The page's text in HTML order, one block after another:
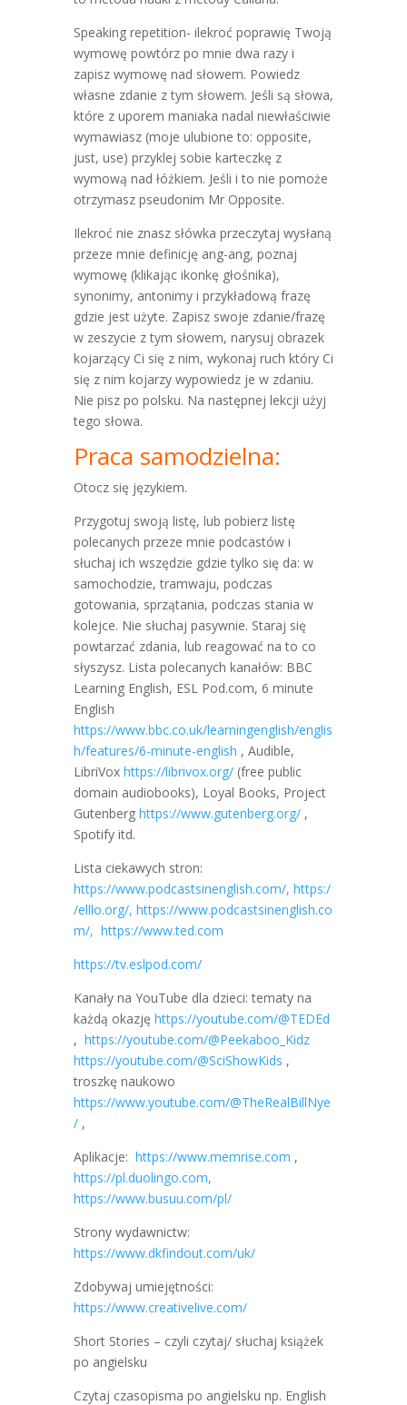
Speaking repetition- ilekroć poprawię Twoją
wymowę powtórz po mnie dwa razy i
zapisz wymowę nad słowem. Powiedz
własne zdanie z tym słowem. Jeśli są słowa,
które z uporem maniaka nadal niewłaściwie
wymawiasz (moje ulubione to: opposite,
just, use) przyklej sobie karteczkę z
wymową nad łóżkiem. Jeśli i to nie pomoże
otrzymasz pseudonim Mr Opposite.
Ilekroć nie znasz słówka przeczytaj wysłaną
przeze mnie definicję ang-ang, poznaj
wymowę (klikając ikonkę głośnika),
synonimy, antonimy i przykładową frazę
gdzie jest użyte. Zapisz swoje zdanie/frazę
w zeszycie z tym słowem, narysuj obrazek
kojarzący Ci się z nim, wykonaj ruch który Ci
się z nim kojarzy wypowiedz je w zdaniu.
Nie pisz po polsku. Na następnej lekcji użyj
tego słowa.
Praca samodzielna:
Otocz się językiem.
Przygotuj swoją listę, lub pobierz listę
polecanych przeze mnie podcastów i
słuchaj ich wszędzie gdzie tylko się da: w
samochodzie, tramwaju, podczas
gotowania, sprzątania, podczas stania w
kolejce. Nie słuchaj pasywnie. Staraj się
powtarzać zdania, lub reagować na to co
słyszysz. Lista polecanych kanałów: BBC
Learning English, ESL Pod.com, 6 minute
English
https://www.bbc.co.uk/learningenglish/englis
h/features/6-minute-english , Audible,
LibriVox https://librivox.org/(free public
domain audiobooks), Loyal Books, Project
Gutenberg https://www.gutenberg.org/,
Spotify itd.
Lista ciekawych stron:
https://www.podcastsinenglish.com/, https:/
/elllo.org/, https://www.podcastsinenglish.co
m/, https://www.ted.com
https://tv.eslpod.com/
Kanały na YouTube dla dzieci: tematy na
każdą okazję https://youtube.com/@TEDEd
, https://youtube.com/@Peekaboo_Kidz
https://youtube.com/@SciShowKids ,
troszkę naukowo
https://www.youtube.com/@TheRealBillNye
/,
Aplikacje: https://www.memrise.com ,
https://pl.duolingo.com,
https://www.busuu.com/pl/
Strony wydawnictw:
https://www.dkfindout.com/uk/
Zdobywaj umiejętności:
https://www.creativelive.com/
Short Stories – czyli czytaj/ słuchaj książek
po angielsku
Czytaj czasopisma po angielsku np. English